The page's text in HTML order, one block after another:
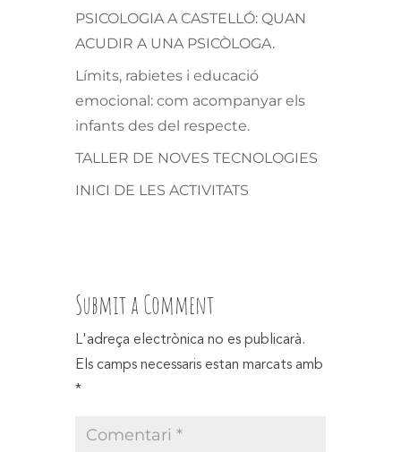
PSICOLOGIA A CASTELLÓ: QUAN
ACUDIR A UNA PSICÒLOGA.
Límits, rabietes i educació
emocional: com acompanyar els
infants des del respecte.
TALLER DE NOVES TECNOLOGIES
INICI DE LES ACTIVITATS
Submit a Comment
L'adreça electrònica no es publicarà.
Els camps necessaris estan marcats amb
*